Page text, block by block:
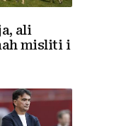
ali
misliti i